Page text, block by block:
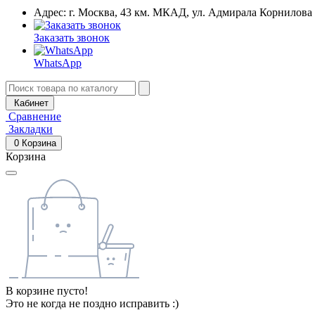
Адрес: г. Москва, 43 км. МКАД, ул. Адмирала Корнилова
Заказать звонок
WhatsApp
Кабинет
Сравнение
Закладки
0 Корзина
Корзина
В корзине пусто!
Это не когда не поздно исправить :)